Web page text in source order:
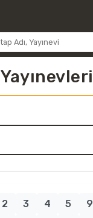
Yayınevleri
2 3 4 5 9